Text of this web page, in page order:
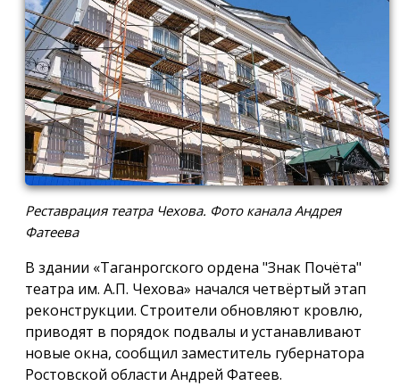
Реставрация театра Чехова. Фото канала Андрея
Фатеева
В здании «Таганрогского ордена "Знак Почёта"
театра им. А.П. Чехова» начался четвёртый этап
реконструкции. Строители обновляют кровлю,
приводят в порядок подвалы и устанавливают
новые окна, сообщил заместитель губернатора
Ростовской области Андрей Фатеев.